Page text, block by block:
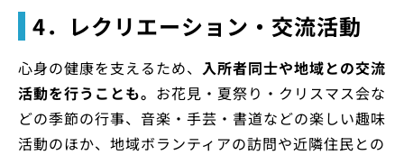
4．レクリエーション・交流活動
心身の健康を支えるため、 入所者同士や地域との交流
活動を行うことも。 お花見・夏祭り・クリスマス会な
どの季節の行事、音楽・手芸・書道などの楽しい趣味
活動のほか、地域ボランティアの訪問や近隣住民との